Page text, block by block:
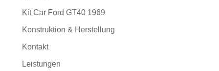
Kit Car Ford GT40 1969
Konstruktion & Herstellung
Kontakt
Leistungen